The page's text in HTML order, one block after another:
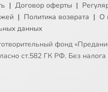
| Договор оферты |
| Политика возврата | О
данных
фонд
ст.582 ГК РФ. Без